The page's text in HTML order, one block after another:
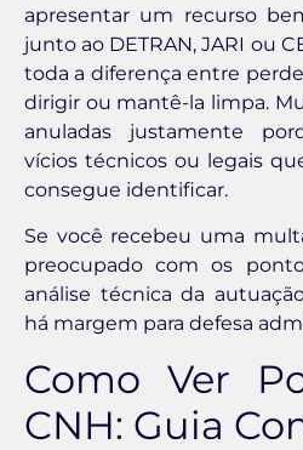
apresentar um recurso
junto ao DETRAN, JARI ou
toda a diferença entre
dirigir ou mantê-la limpa.
anuladas justamente
vícios técnicos ou legais
consegue identificar.
Se você recebeu uma
preocupado com os
análise técnica da
há margem para defesa
Como Ver
CNH: Guia